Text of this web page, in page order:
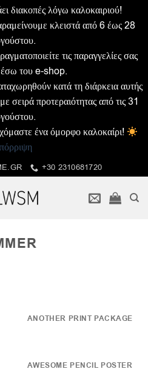
διακοπές λόγω καλοκαιριού!
κλειστά από 6 έως 28
τις παραγγελίες σας
του e-shop.
κατά τη διάρκεια αυτής
σειρά προτεραιότητας από τις 31
ένα όμορφο καλοκαίρι!
+30 2310681720
ANOTHER PRINT PACKAGE
AWESOME PENCIL POSTER